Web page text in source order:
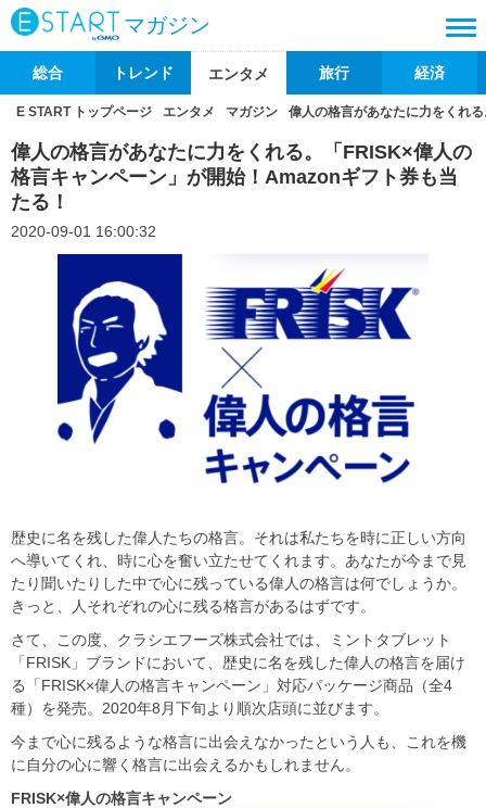
マガジン
総合 トレンド エンタメ 旅行 経済
E START トップページ エンタメ マガジン 偉人の格言があなたに力をくれ
偉人の格言があなたに力をくれる。「FRISK×偉人の
格言キャンペーン」が開始！Amazonギフト券も当
たる！
2020-09-01 16:00:32
歴史に名を残した偉人たちの格言。それは私たちを時に正しい方向
へ導いてくれ、時に心を奮い立たせてくれます。あなたが今まで見
たり聞いたりした中で心に残っている偉人の格言は何でしょうか。
きっと、人それぞれの心に残る格言があるはずです。
さて、この度、クラシエフーズ株式会社では、ミントタブレット
「FRISK」ブランドにおいて、歴史に名を残した偉人の格言を届け
る「FRISK×偉人の格言キャンペーン」対応パッケージ商品（全4
種）を発売。2020年8月下旬より順次店頭に並びます。
今まで心に残るような格言に出会えなかったという人も、これを機
に自分の心に響く格言に出会えるかもしれません。
FRISK×偉人の格言キャンペーン